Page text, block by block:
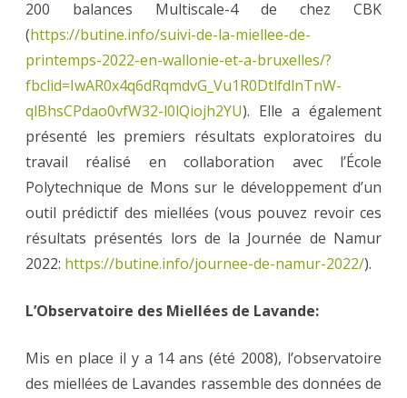
200 balances Multiscale-4 de chez CBK
(https://butine.info/suivi-de-la-miellee-de-
printemps-2022-en-wallonie-et-a-bruxelles/?
fbclid=IwAR0x4q6dRqmdvG_Vu1R0DtlfdlnTnW-
qlBhsCPdao0vfW32-l0lQiojh2YU). Elle a également
présenté les premiers résultats exploratoires du
travail réalisé en collaboration avec l’École
Polytechnique de Mons sur le développement d’un
outil prédictif des miellées (vous pouvez revoir ces
résultats présentés lors de la Journée de Namur
2022: https://butine.info/journee-de-namur-2022/).
L’Observatoire des Miellées de Lavande:
Mis en place il y a 14 ans (été 2008), l’observatoire
des miellées de Lavandes rassemble des données de